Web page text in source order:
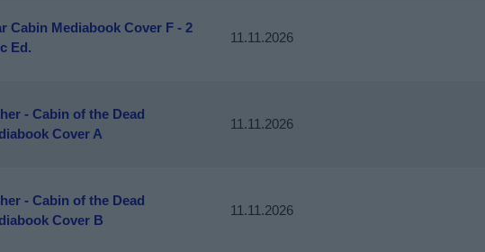
Cabin Mediabook Cover F - 2
Ed.
11.11.2026
- Cabin of the Dead
Cover A
11.11.2026
- Cabin of the Dead
Cover B
11.11.2026